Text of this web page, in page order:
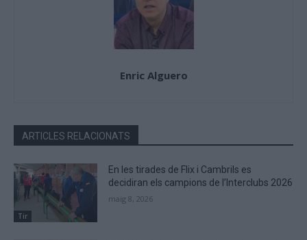
Enric Alguero
ARTICLES RELACIONATS
Tir
En les tirades de Flix i Cambrils es
decidiran els campions de l’Interclubs 2026
maig 8, 2026